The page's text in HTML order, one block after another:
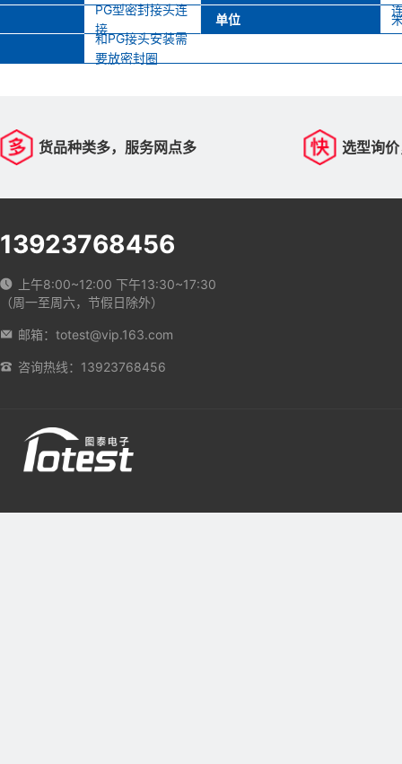
PG型密封接头连
接
单位
和PG接头安装需
要放密封圈
货品种类多，服务网点多 选型询
13923768456
上午8:00~12:00 下午13:30~17:30
（周一至周六，节假日除外）
邮箱：totest@vip.163.com
咨询热线：13923768456